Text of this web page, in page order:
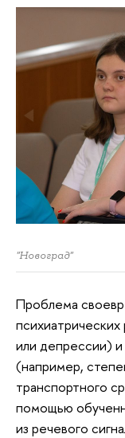
"Новоград"
Проблема
или депрессии)
(например,
транспортного
помощью
из речевого